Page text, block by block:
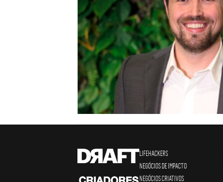
LIFEHACKERS
NEGÓCIOS DE IMPACTO
NEGÓCIOS CRIATIVOS